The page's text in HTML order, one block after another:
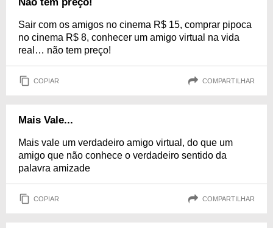
Sair com os amigos no cinema R$ 15, comprar pipoca
no cinema R$ 8, conhecer um amigo virtual na vida
real… não tem preço!
COPIAR COMPARTILHAR
Mais Vale...
Mais vale um verdadeiro amigo virtual, do que um
amigo que não conhece o verdadeiro sentido da
palavra amizade
COPIAR COMPARTILHAR